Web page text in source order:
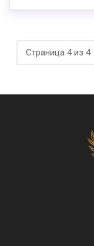
Страница 4 из 4